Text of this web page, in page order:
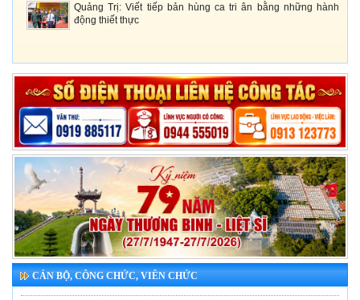
Quảng Trị: Viết tiếp bản hùng ca tri ân bằng những hành
động thiết thực
CÁN BỘ, CÔNG CHỨC, VIÊN CHỨC